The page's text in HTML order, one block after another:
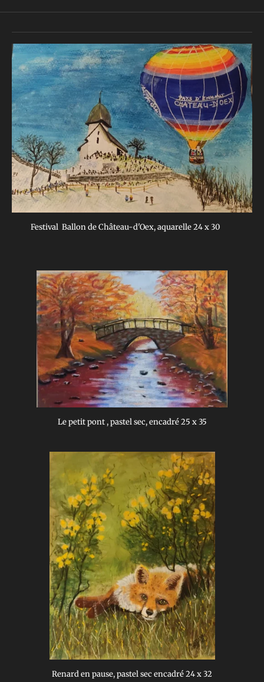
Festival Ballon de Château-d'Oex, aquarelle 24 x 30
Le petit pont , pastel sec, encadré 25 x 35
Renard en pause, pastel sec encadré 24 x 32